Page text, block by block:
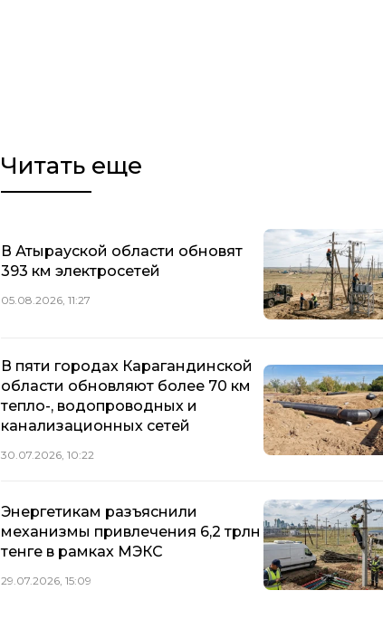
Читать еще
В Атырауской области обновят
393 км электросетей
05.08.2026, 11:27
В пяти городах Карагандинской
области обновляют более 70 км
тепло-, водопроводных и
канализационных сетей
30.07.2026, 10:22
Энергетикам разъяснили
механизмы привлечения 6,2 трлн
тенге в рамках МЭКС
29.07.2026, 15:09